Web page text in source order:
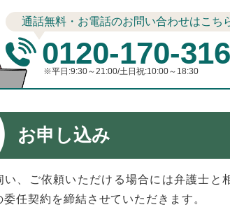
通話無料・お電話のお問い合わせはこち
0120-170-316
※平日:9:30～21:00/土日祝:10:00～18:30
お申し込み
い、ご依頼いただける場合には弁護士と
委任契約を締結させていただきます。